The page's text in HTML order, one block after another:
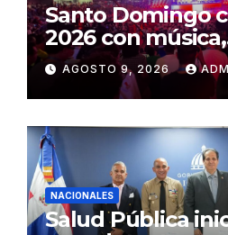
Santo Domingo
2026 con música,
reconocimientos
AGOSTO 9, 2026
NACIONALES
Salud Pública